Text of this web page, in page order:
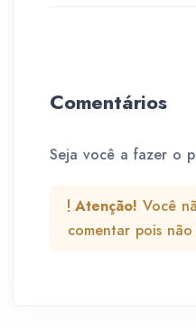
Comentários
Seja você a fazer o
Atenção! Você
comentar pois